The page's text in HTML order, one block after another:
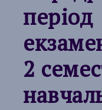
період
2